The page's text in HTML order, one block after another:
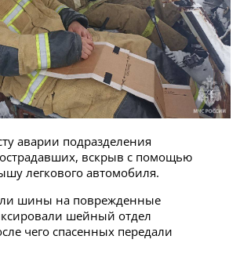
аварии подразделения
вскрыв с помощью
легкового автомобиля.
шины на поврежденные
шейный отдел
чего спасенных передали